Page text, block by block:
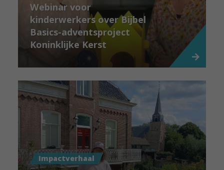
Webinar voor
kinderwerkers over Bijbel
Basics-adventsproject
Koninklijke Kerst
Impactverhaal